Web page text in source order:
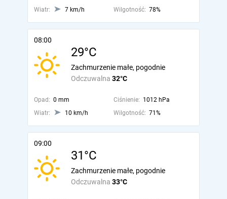
Wiatr: 7 km/h Wilgotność: 78%
08:00
29°C
Odczuwalna 32°C
Zachmurzenie małe, pogodnie
Opad: 0 mm Ciśnienie: 1012 hPa
Wiatr:
10 km/h Wilgotność: 71%
09:00
31°C
Odczuwalna 33°C
Zachmurzenie małe, pogodnie